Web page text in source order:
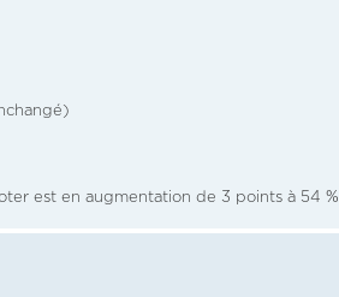
est en augmentation de 3 points à 54 %.